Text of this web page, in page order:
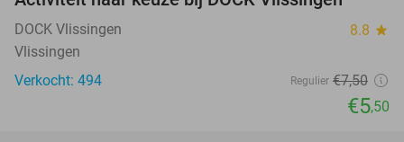
DOCK Vlissingen 8.8 star
Vlissingen
Verkocht: 494
Regulier €7,50
€5,50